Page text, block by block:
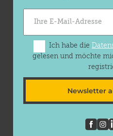
Ich habe die
gelesen und möchte
Newsletter